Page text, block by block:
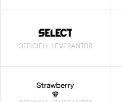
OFFICIELL LEVERANTÖR